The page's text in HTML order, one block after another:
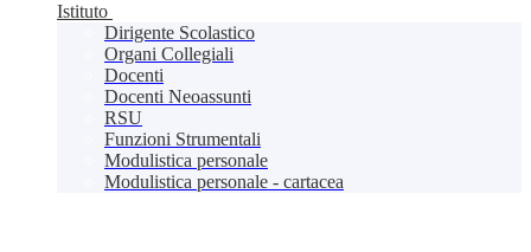
Istituto
Dirigente Scolastico
Organi Collegiali
Docenti
Docenti Neoassunti
RSU
Funzioni Strumentali
Modulistica personale
Modulistica personale - cartacea